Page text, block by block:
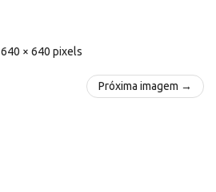
640 × 640 pixels
Próxima imagem →